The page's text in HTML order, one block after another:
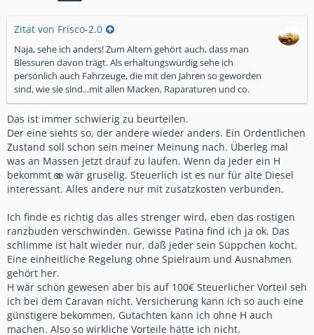
Zitat von Frisco-2.0
Naja, sehe ich anders! Zum Altern gehört auch, dass man
Blessuren davon trägt. Als erhaltungswürdig sehe ich
persönlich auch Fahrzeuge, die mit den Jahren so geworden
sind, wie sie sind...mit allen Macken, Raparaturen und co.
Das ist immer schwierig zu beurteilen.
Der eine siehts so, der andere wieder anders. Ein Ordentlichen
Zustand soll schon sein meiner Meinung nach. Überleg mal
was an Massen jetzt drauf zu laufen. Wenn da jeder ein H
bekommt 🫨 wär gruselig. Steuerlich ist es nur für alte Diesel
interessant. Alles andere nur mit zusatzkosten verbunden.
Ich finde es richtig das alles strenger wird, eben das rostigen
ranzbuden verschwinden. Gewisse Patina find ich ja ok. Das
schlimme ist halt wieder nur, daß jeder sein Süppchen kocht.
Eine einheitliche Regelung ohne Spielraum und Ausnahmen
gehört her.
H wär schön gewesen aber bis auf 100€ Steuerlicher Vorteil seh
ich bei dem Caravan nicht. Versicherung kann ich so auch eine
günstigere bekommen, Gutachten kann ich ohne H auch
machen. Also so wirkliche Vorteile hätte ich nicht.